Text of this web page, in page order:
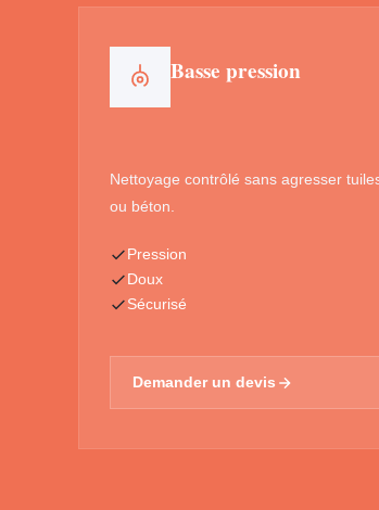
Basse pression
Nettoyage contrôlé sans agresser
ou béton.
Pression
Doux
Sécurisé
Demander un devis